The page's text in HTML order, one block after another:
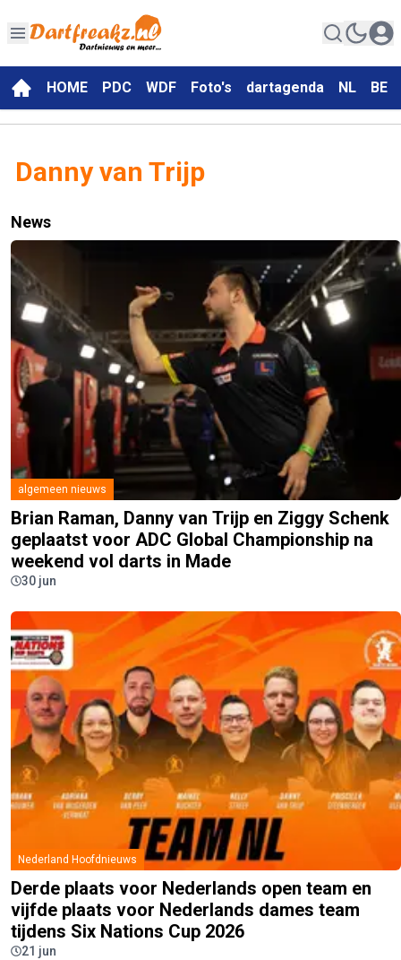
HOME PDC WDF Foto's dartagenda NL BE
Danny van Trijp
News
algemeen nieuws
Brian Raman, Danny van Trijp en Ziggy Schenk
geplaatst voor ADC Global Championship na
weekend vol darts in Made
30 jun
Nederland Hoofdnieuws
Derde plaats voor Nederlands open team en
vijfde plaats voor Nederlands dames team
tijdens Six Nations Cup 2026
21 jun